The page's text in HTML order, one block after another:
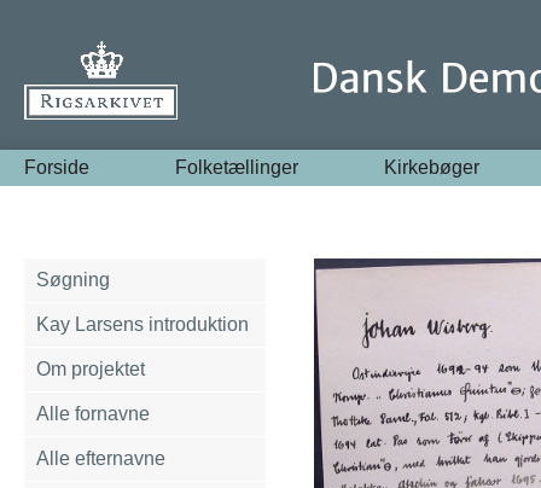
Forside Folketællinger Kirkebøger
Søgning
Kay Larsens introduktion
Om projektet
Alle fornavne
Alle efternavne